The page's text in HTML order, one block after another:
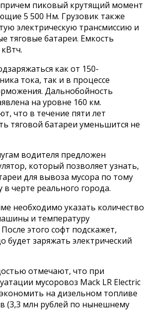
пиковый крутящий момент
5 500 Нм. Грузовик также
электрическую трансмиссию и
тяговые батареи. Емкость
как от 150-
тока, так и в процессе
Дальнобойность
на уровне 160 км.
что в течение пяти лет
тяговой батареи уменьшится не
водителя предложен
который позволяет узнать,
для вывоза мусора по тому
черте реального города.
необходимо указать количество
и температуру
этого софт подскажет,
будет заряжать электрический
отмечают, что при
мусоровоз Mack LR Electric
на дизельном топливе
(3,3 млн рублей по нынешнему